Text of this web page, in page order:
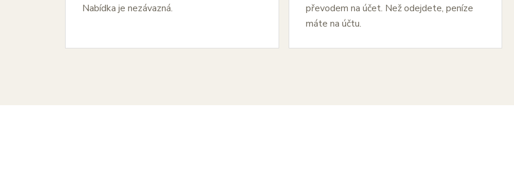
Nabídka je nezávazná.
převodem na účet. Než odejdete, peníze
máte na účtu.